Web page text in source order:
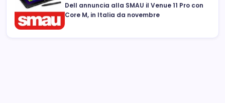
Dell annuncia alla SMAU il Venue 11 Pro con
Core M, in Italia da novembre